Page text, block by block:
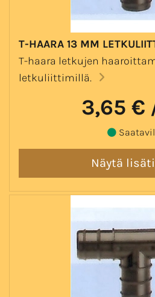
T-HAARA 13 MM
T-haara letkujen
letkuliittimillä.
3,65 €